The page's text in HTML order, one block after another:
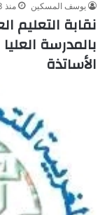
يوسف المسكين منذ 3 أسابيع
نقابة التعليم
بالمدرسة
الأساتذة